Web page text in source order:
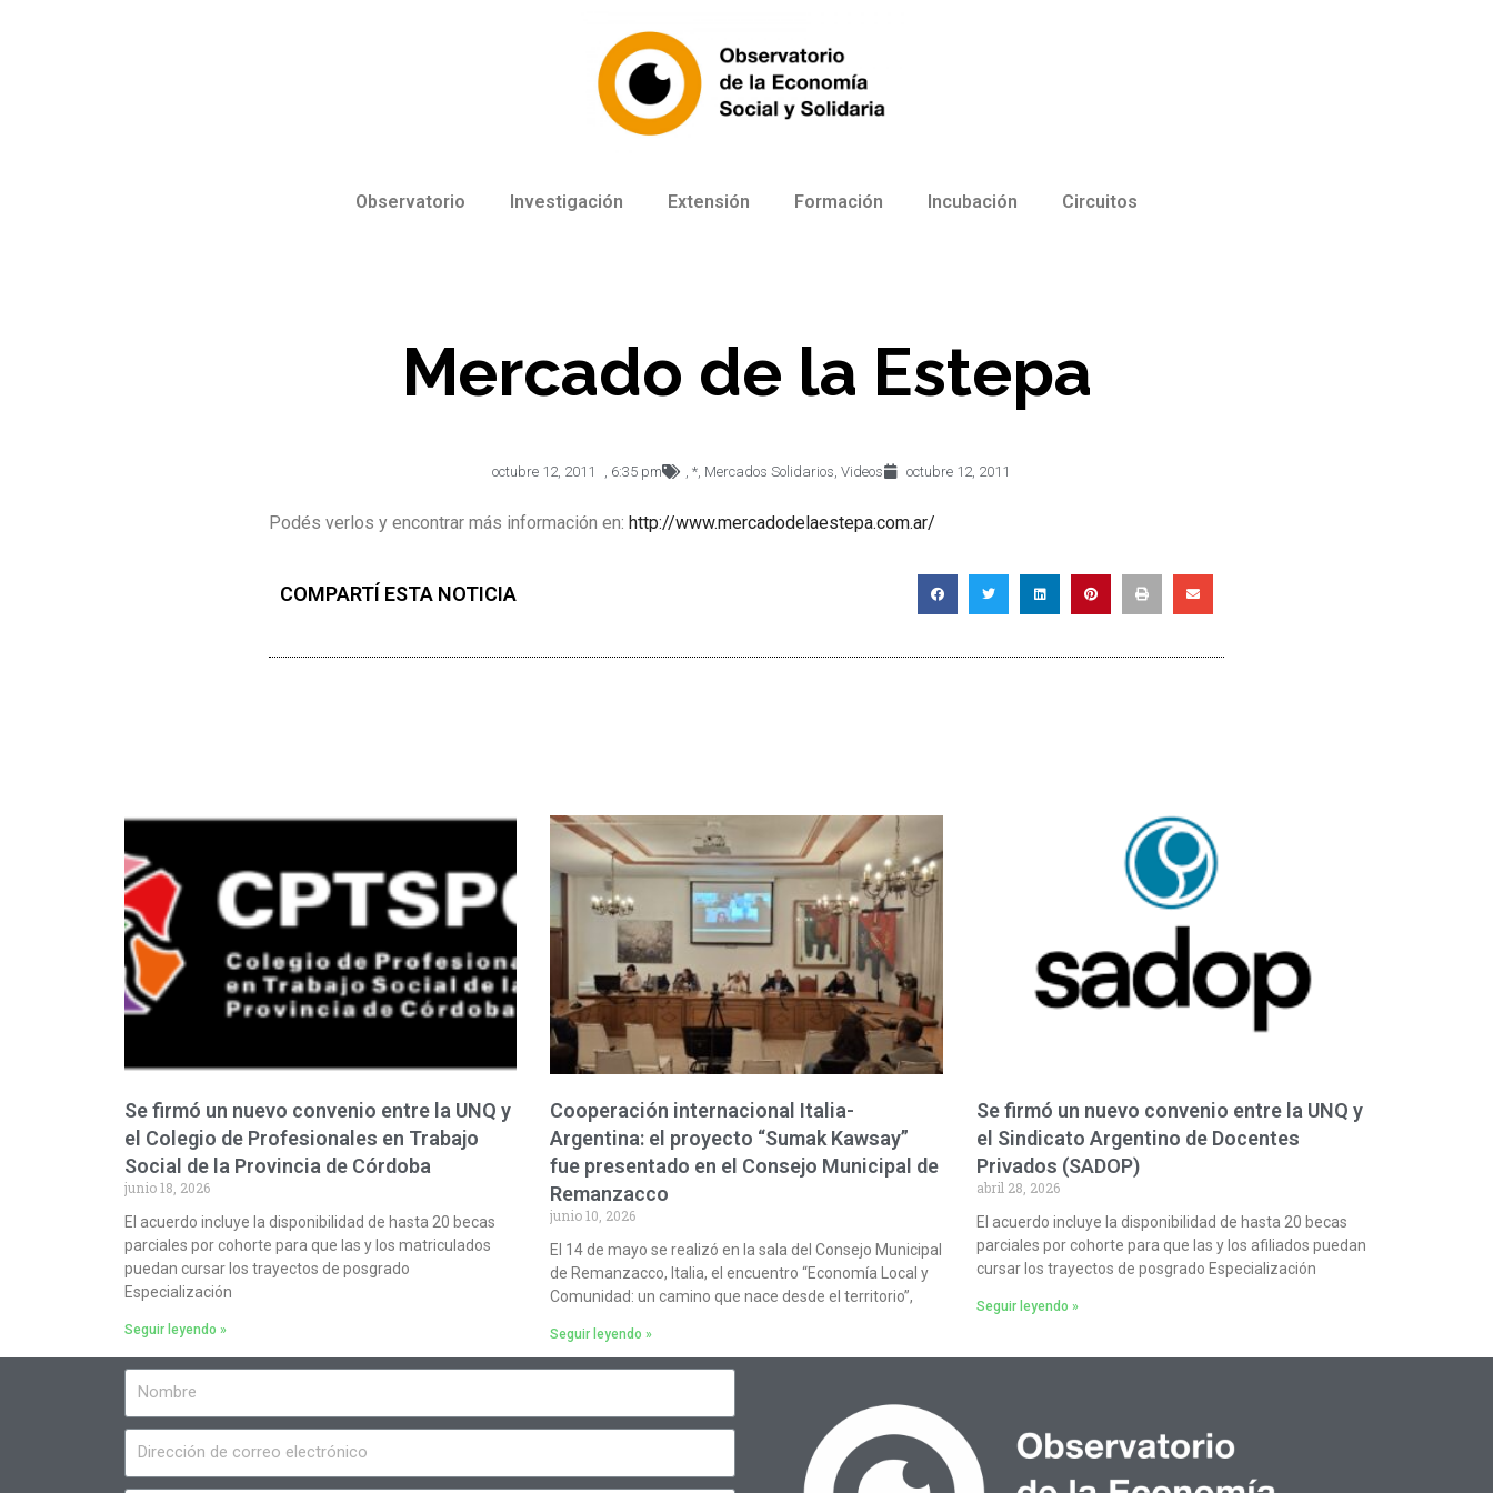
Observatorio Investigación Extensión Formación Incubación Circuitos
Mercado de la Estepa
octubre 12, 2011 6:35 pm * Mercados Solidarios Videos octubre 12, 2011
Podés verlos y encontrar más información en: http://www.mercadodelaestepa.com.ar/
COMPARTÍ ESTA NOTICIA
Se firmó un nuevo convenio entre la UNQ y
el Colegio de Profesionales en Trabajo
Social de la Provincia de Córdoba
junio 18, 2026
El acuerdo incluye la disponibilidad de hasta 20 becas
parciales por cohorte para que las y los matriculados
puedan cursar los trayectos de posgrado
Especialización
Seguir leyendo »
Cooperación internacional Italia-
Argentina: el proyecto “Sumak Kawsay”
fue presentado en el Consejo Municipal de
Remanzacco
junio 10, 2026
El 14 de mayo se realizó en la sala del Consejo Municipal
de Remanzacco, Italia, el encuentro “Economía Local y
Comunidad: un camino que nace desde el territorio”,
Seguir leyendo »
Se firmó un nuevo convenio entre la UNQ y
el Sindicato Argentino de Docentes
Privados (SADOP)
abril 28, 2026
El acuerdo incluye la disponibilidad de hasta 20 becas
parciales por cohorte para que las y los afiliados puedan
cursar los trayectos de posgrado Especialización
Seguir leyendo »